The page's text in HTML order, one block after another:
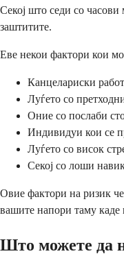
Секој што седи со
заштитите.
Еве некои фактори кои
Канцелариски
Луѓето со
Оние со послаби
Индивидуи кои се
Луѓето со висок
Секој со лоши
Овие фактори на ризик
вашите напори таму каде
Што можете да